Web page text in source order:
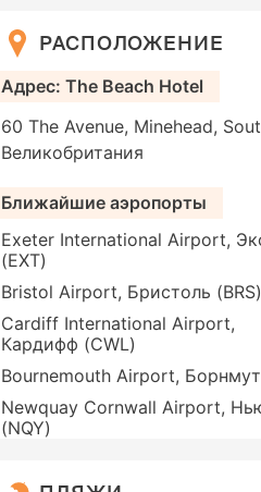
РАСПОЛОЖЕНИЕ
Адрес: The Beach Hotel
60 The Avenue, Minehead,
Великобритания
Ближайшие аэропорты
Exeter International Airport,
(EXT)
Bristol Airport, Бристоль (BRS)
Cardiff International Airport,
Кардифф (CWL)
Bournemouth Airport,
Newquay Cornwall Airport,
(NQY)